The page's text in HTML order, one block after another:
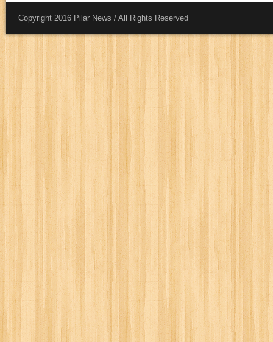
Copyright 2016 Pilar News / All Rights Reserved